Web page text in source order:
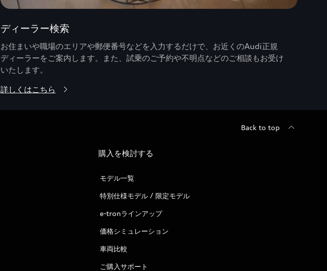
ディーラー検索
お住まいや職場のエリアや郵便番号などを入力するだけで、お近くのAudi正規
ディーラーをご案内します。また、試乗のご予約や不明点などのご相談もお受け
いたします。
詳しくはこちら
Back to top
購入を検討する
モデル一覧
特別仕様モデル / 限定モデル
e-tronラインアップ
価格シミュレーション
車両比較
ご購入サポート